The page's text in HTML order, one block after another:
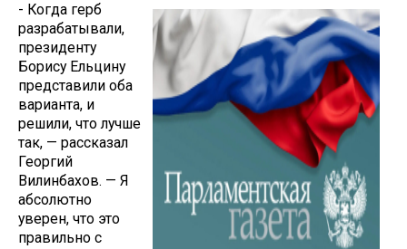
- Когда герб
разрабатывали,
президенту
Борису Ельцину
пред­ставили оба
варианта, и
решили, что лучше
так, — рассказал
Георгий
Вилинбахов. — Я
абсолютно
уверен, что это
правильно с